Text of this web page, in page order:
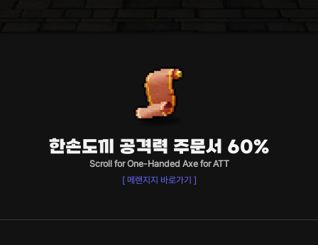
한손도끼 공격력 주문서 60%
Scroll for One-Handed Axe for ATT
[ 메랜지지 바로가기 ]